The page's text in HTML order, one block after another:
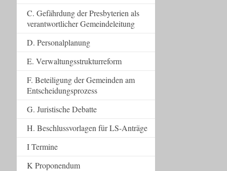
C. Gefährdung der Presbyterien als
verantwortlicher Gemeindeleitung
D. Personalplanung
E. Verwaltungsstrukturreform
F. Beteiligung der Gemeinden am
Entscheidungsprozess
G. Juristische Debatte
H. Beschlussvorlagen für LS-Anträge
I Termine
K Proponendum